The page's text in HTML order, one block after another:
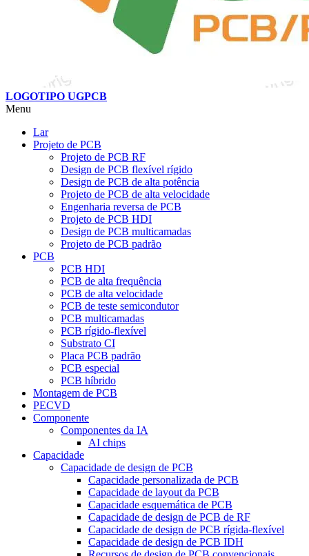
LOGOTIPO UGPCB
Menu
Lar
Projeto de PCB
Projeto de PCB RF
Design de PCB flexível rígido
Design de PCB de alta potência
Projeto de PCB de alta velocidade
Engenharia reversa de PCB
Projeto de PCB HDI
Design de PCB multicamadas
Projeto de PCB padrão
PCB
PCB HDI
PCB de alta frequência
PCB de alta velocidade
PCB de teste semicondutor
PCB multicamadas
PCB rígido-flexível
Substrato CI
Placa PCB padrão
PCB especial
PCB híbrido
Montagem de PCB
PECVD
Componente
Componentes da IA
AI chips
Capacidade
Capacidade de design de PCB
Capacidade personalizada de PCB
Capacidade de layout da PCB
Capacidade esquemática de PCB
Capacidade de design de PCB de RF
Capacidade de design de PCB rígida-flexível
Capacidade de design de PCB IDH